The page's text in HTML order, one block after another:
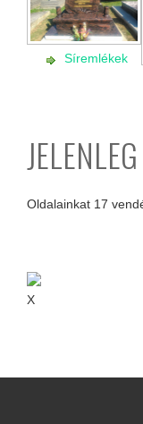
Síremlékek
Oldalainkat 17
X